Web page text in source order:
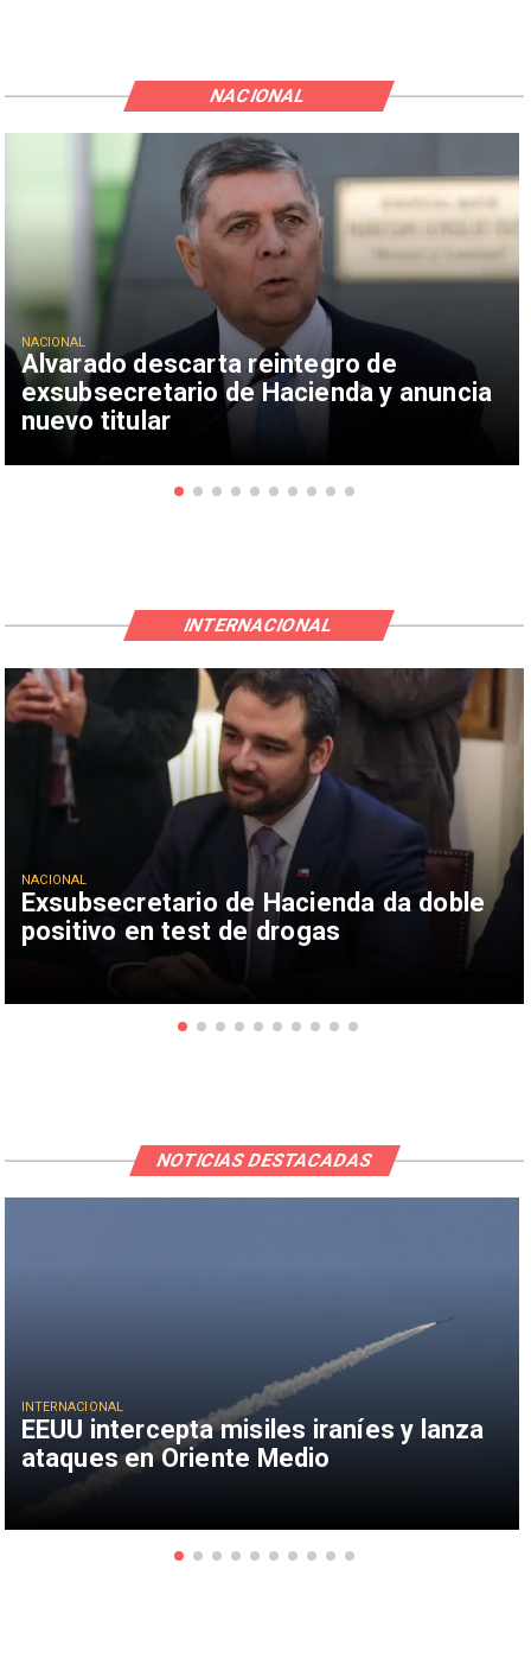
Alvarado descarta reintegro de
exsubsecretario de Hacienda y anuncia
nuevo titular
NACIONAL
NACIONAL
Exsubsecretario de Hacienda da doble
positivo en test de drogas
NACIONAL
INTERNACIONAL
EEUU intercepta misiles iraníes y lanza
ataques en Oriente Medio
INTERNACIONAL
NOTICIAS DESTACADAS